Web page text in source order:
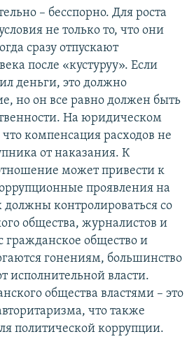
– бесспорно. Для роста
не только то, что они
сразу отпускают
после «кустуруу». Если
деньги, это должно
но он все равно должен быть
На юридическом
что компенсация расходов не
от наказания. К
может привести к
проявления на
контролироваться со
общества, журналистов и
гражданское общество и
гонениям, большинство
исполнительной власти.
общества властями – это
что также
политической коррупции.